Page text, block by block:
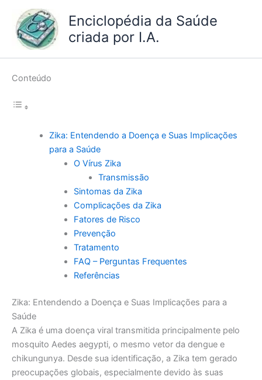
conteúdo
Enciclopédia da Saúde
criada por I.A.
Conteúdo
Zika: Entendendo a Doença e Suas Implicações
para a Saúde
O Vírus Zika
Transmissão
Sintomas da Zika
Complicações da Zika
Fatores de Risco
Prevenção
Tratamento
FAQ – Perguntas Frequentes
Referências
Zika: Entendendo a Doença e Suas Implicações para a
Saúde
A Zika é uma doença viral transmitida principalmente pelo
mosquito Aedes aegypti, o mesmo vetor da dengue e
chikungunya. Desde sua identificação, a Zika tem gerado
preocupações globais, especialmente devido às suas